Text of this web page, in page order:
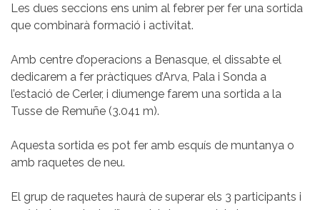
Les dues seccions ens unim al febrer per fer una sortida
que combinarà formació i activitat.
Amb centre d’operacions a Benasque, el dissabte el
dedicarem a fer pràctiques d’Arva, Pala i Sonda a
l’estació de Cerler, i diumenge farem una sortida a la
Tusse de Remuñe (3.041 m).
Aquesta sortida es pot fer amb esquís de muntanya o
amb raquetes de neu.
El grup de raquetes haurà de superar els 3 participants i